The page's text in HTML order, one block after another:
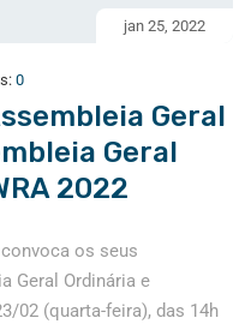
jan 25, 2022
0
Geral
Geral
2022
os seus
Geral Ordinária e
02 (quarta-feira), das 14h